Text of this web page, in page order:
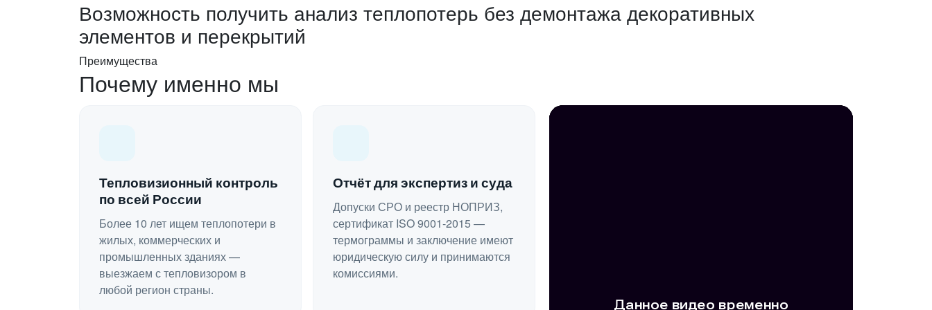
Возможность получить анализ теплопотерь без демонтажа декоративных
элементов и перекрытий
Преимущества
Почему именно мы
Тепловизионный контроль
по всей России
Более 10 лет ищем теплопотери в
жилых, коммерческих и
промышленных зданиях —
выезжаем с тепловизором в
любой регион страны.
Отчёт для экспертиз и суда
Допуски СРО и реестр НОПРИЗ,
сертификат ISO 9001-2015 —
термограммы и заключение имеют
юридическую силу и принимаются
комиссиями.